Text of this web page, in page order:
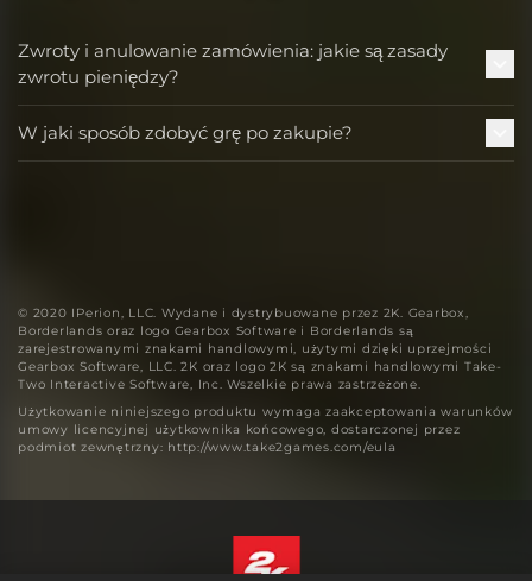
Zwroty i anulowanie zamówienia: jakie są zasady
zwrotu pieniędzy?
W jaki sposób zdobyć grę po zakupie?
© 2020 IPerion, LLC. Wydane i dystrybuowane przez 2K. Gearbox,
Borderlands oraz logo Gearbox Software i Borderlands są
zarejestrowanymi znakami handlowymi, użytymi dzięki uprzejmości
Gearbox Software, LLC. 2K oraz logo 2K są znakami handlowymi Take-
Two Interactive Software, Inc. Wszelkie prawa zastrzeżone.
Użytkowanie niniejszego produktu wymaga zaakceptowania warunków
umowy licencyjnej użytkownika końcowego, dostarczonej przez
podmiot zewnętrzny: http://www.take2games.com/eula